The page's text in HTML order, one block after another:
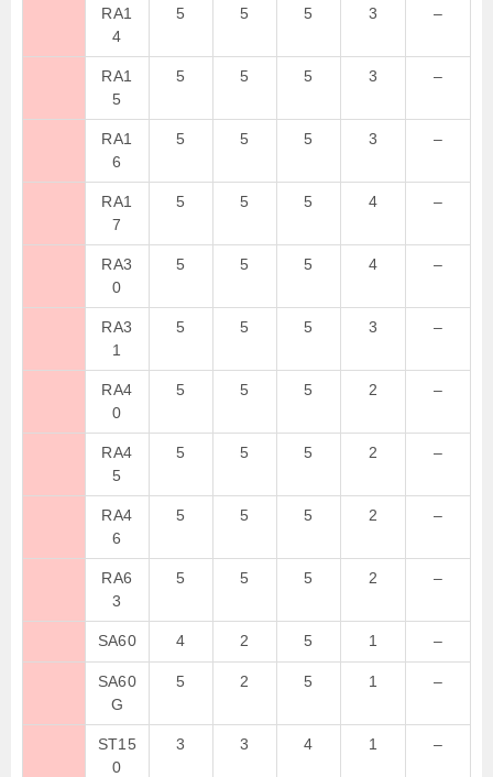
RA1
4
5 5 5 3 –
RA1
5
5 5 5 3 –
RA1
6
5 5 5 3 –
RA1
7
5 5 5 4 –
RA3
0
5 5 5 4 –
RA3
1
5 5 5 3 –
RA4
0
5 5 5 2 –
RA4
5
5 5 5 2 –
RA4
6
5 5 5 2 –
RA6
3
5 5 5 2 –
SA60 4 2 5 1 –
SA60
G
5 2 5 1 –
ST15
0
3 3 4 1 –